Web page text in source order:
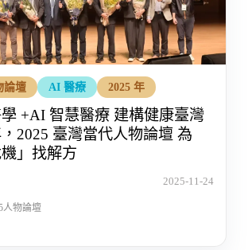
論壇 AI 醫療 2025 年
+AI 智慧醫療 建構健康臺灣
2025 臺灣當代人物論壇 為
機」找解方
2025-11-24
人物論壇